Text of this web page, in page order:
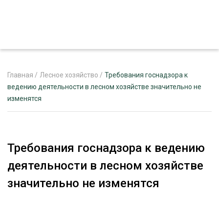
ЖУРНАЛ «ЛЕСНОЙ КОМПЛЕКС»
Главная / Лесное хозяйство / Требования госнадзора к
ведению деятельности в лесном хозяйстве значительно не
изменятся
Требования госнадзора к ведению
деятельности в лесном хозяйстве
значительно не изменятся